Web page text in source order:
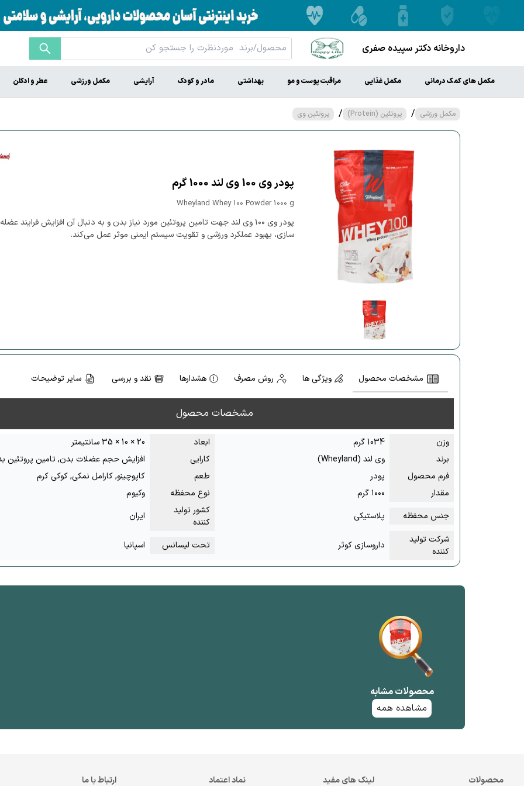
داروخانه دکتر سپیده صفری
مکمل های کمک درمانی مکمل غذایی مراقبت پوست و مو بهداشتی مادر و کودک آرایشی مکمل ورزشی عطر و ادکلن
مکمل ورزشی / پروتئین (Protein) / پروتئین وی
پودر وی 100 وی لند 1000 گرم
Wheyland Whey 100 Powder 1000 g
پودر وی ۱۰۰ وی لند جهت تامین پروتئین مورد نیاز بدن و به دنبال آن افزایش فرایند عضله
سازی، بهبود عملکرد ورزشی و تقویت سیستم ایمنی موثر عمل می‌کند.
مشخصات محصول ویژگی ها روش مصرف هشدارها نقد و بررسی سایر توضیحات
مشخصات محصول
وزن 1034 گرم ابعاد
20 × 10 × 35 سانتیمتر
برند
وی لند (Wheyland) کارایی
افزایش حجم عضلات بدن, تامین پروتئین
فرم محصول
پودر طعم
کاپوچینو, کارامل نمکی, کوکی کرم
مقدار
۱۰۰۰ گرم نوع محفظه
وکیوم
جنس محفظه
پلاستیکی
کشور تولید
کننده
ایران
شرکت تولید
کننده
داروسازی کوثر تحت لیسانس اسپانیا
محصولات مشابه
مشاهده همه
محصولات لینک های مفید نماد اعتماد ارتباط با ما